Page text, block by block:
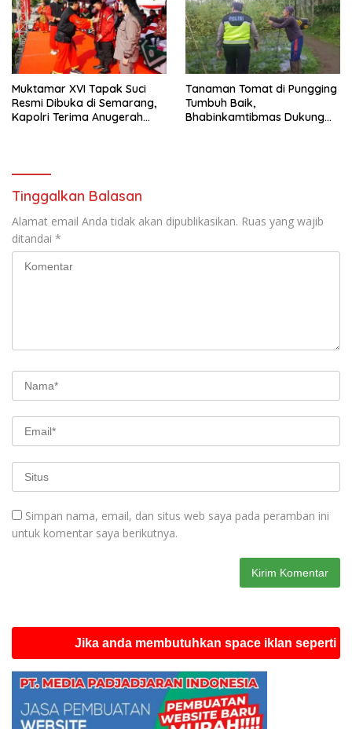
Muktamar XVI Tapak Suci
Resmi Dibuka di Semarang,
Kapolri Terima Anugerah
Tanaman Tomat di Pungging
Tumbuh Baik,
Bhabinkamtibmas Dukung
Tinggalkan Balasan
Alamat email Anda tidak akan dipublikasikan. Ruas yang wajib
ditandai *
Simpan nama, email, dan situs web saya pada peramban ini
untuk komentar saya berikutnya.
Jika anda membutuhkan space iklan seperti ini